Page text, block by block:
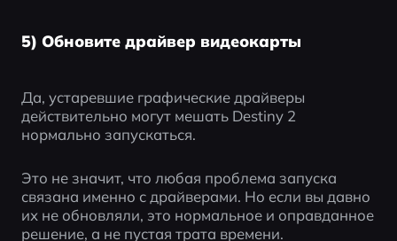
5) Обновите драйвер видеокарты
Да, устаревшие графические драйверы
действительно могут мешать Destiny 2
нормально запускаться.
Это не значит, что любая проблема запуска
связана именно с драйверами. Но если вы давно
их не обновляли, это нормальное и оправданное
решение, а не пустая трата времени.